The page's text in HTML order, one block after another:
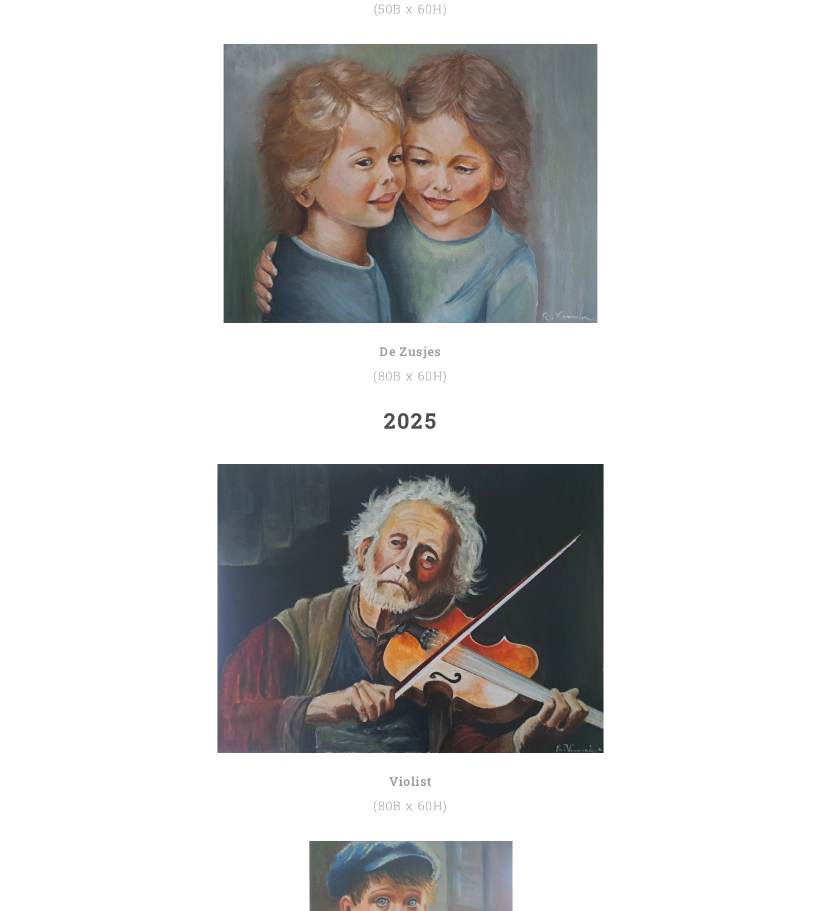
(50B x 60H)
De Zusjes
(80B x 60H)
2025
Violist
(80B x 60H)